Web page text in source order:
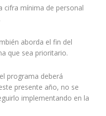
cifra mínima de personal
aborda el fin del
que sea prioritario.
programa deberá
presente año, no se
implementando en la